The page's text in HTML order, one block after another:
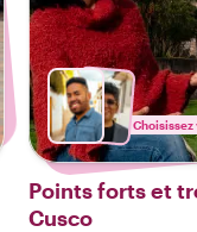
Points forts et
Cusco